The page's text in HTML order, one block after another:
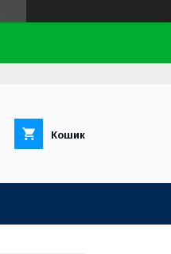
Кошик